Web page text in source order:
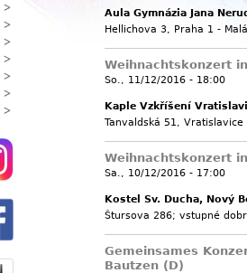
Aula Gymnázia Jana
Hellichova 3, Praha 1 -
Weihnachtskonzert
So., 11/12/2016 - 18:00
Kaple Vzkříšení
Tanvaldská 51,
Weihnachtskonzert
Sa., 10/12/2016 - 17:00
Kostel Sv. Ducha, Nový
Štursova 286; vstupné
Gemeinsames
Bautzen (D)